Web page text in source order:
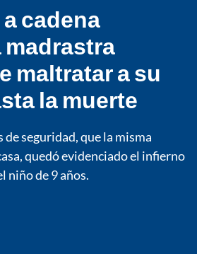
cadena
madrastra
maltratar a su
la muerte
de seguridad, que la misma
quedó evidenciado el infierno
niño de 9 años.